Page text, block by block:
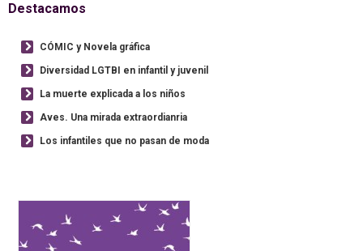
Destacamos
CÓMIC y Novela gráfica
Diversidad LGTBI en infantil y juvenil
La muerte explicada a los niños
Aves. Una mirada extraordianria
Los infantiles que no pasan de moda